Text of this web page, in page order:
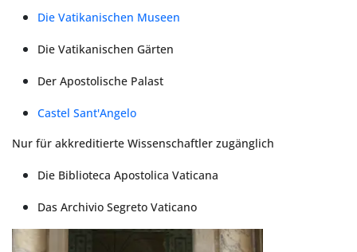
Die Vatikanischen Museen
Die Vatikanischen Gärten
Der Apostolische Palast
Castel Sant'Angelo
Nur für akkreditierte Wissenschaftler zugänglich
Die Biblioteca Apostolica Vaticana
Das Archivio Segreto Vaticano